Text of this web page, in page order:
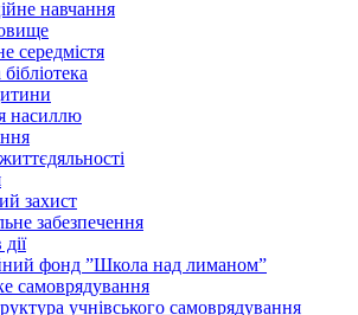
навчання
середмістя
насиллю
захист
забезпечення
фонд ”Школа над лиманом”
самоврядування
учнiвського самоврядування